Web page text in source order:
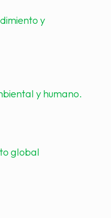
y
y humano.
global